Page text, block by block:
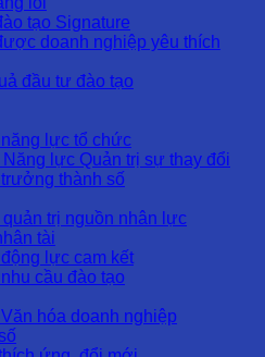
tạo Signature
doanh nghiệp yêu thích
đầu tư đào tạo
năng lực tổ chức
lực Quản trị sự thay đổi
thành số
quản trị nguồn nhân lực
tài
lực cam kết
cầu đào tạo
hóa doanh nghiệp